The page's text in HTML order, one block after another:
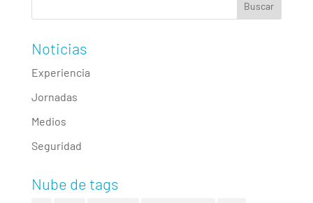
Noticias
Experiencia
Jornadas
Medios
Seguridad
Nube de tags